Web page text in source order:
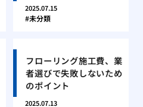
2025.07.15
未分類
フローリング施工費、業
者選びで失敗しないため
のポイント
2025.07.13